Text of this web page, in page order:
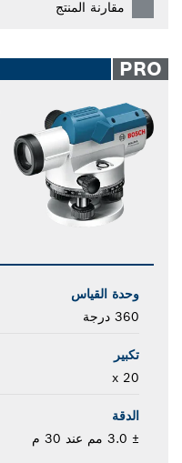
مقارنة المنتج
PRO
وحدة القياس
360 درجة
تكبير
20 x
الدقة
± 3.0 مم عند 30 م